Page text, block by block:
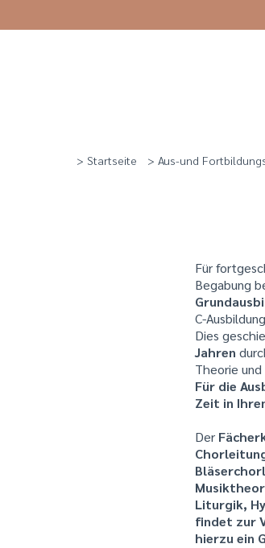
> Startseite > Aus-und
Für
Begabung
C-
Dies
Jahren
Theorie
Für die
Zeit in
Der
Liturgik,
findet zur
hierzu ein